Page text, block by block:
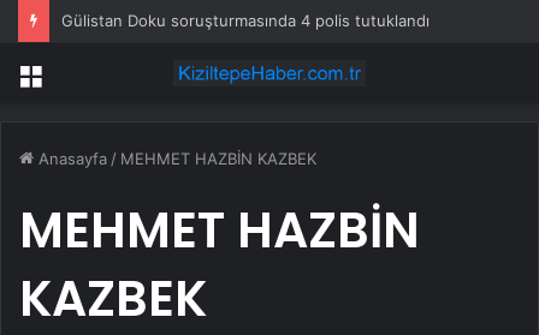
Gülistan Doku soruşturmasında 4 polis tutuklandı
Menü
Anasayfa / MEHMET HAZBİN KAZBEK
MEHMET HAZBİN
KAZBEK